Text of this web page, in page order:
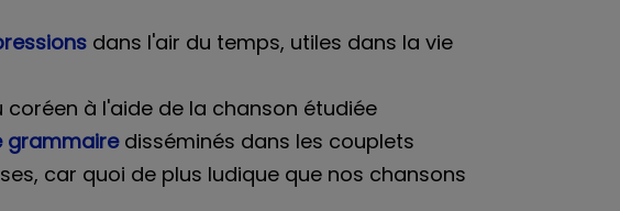
dans l'air du temps, utiles dans la vie
coréen à l'aide de la chanson étudiée
grammairedisséminés dans les couplets
car quoi de plus ludique que nos chansons